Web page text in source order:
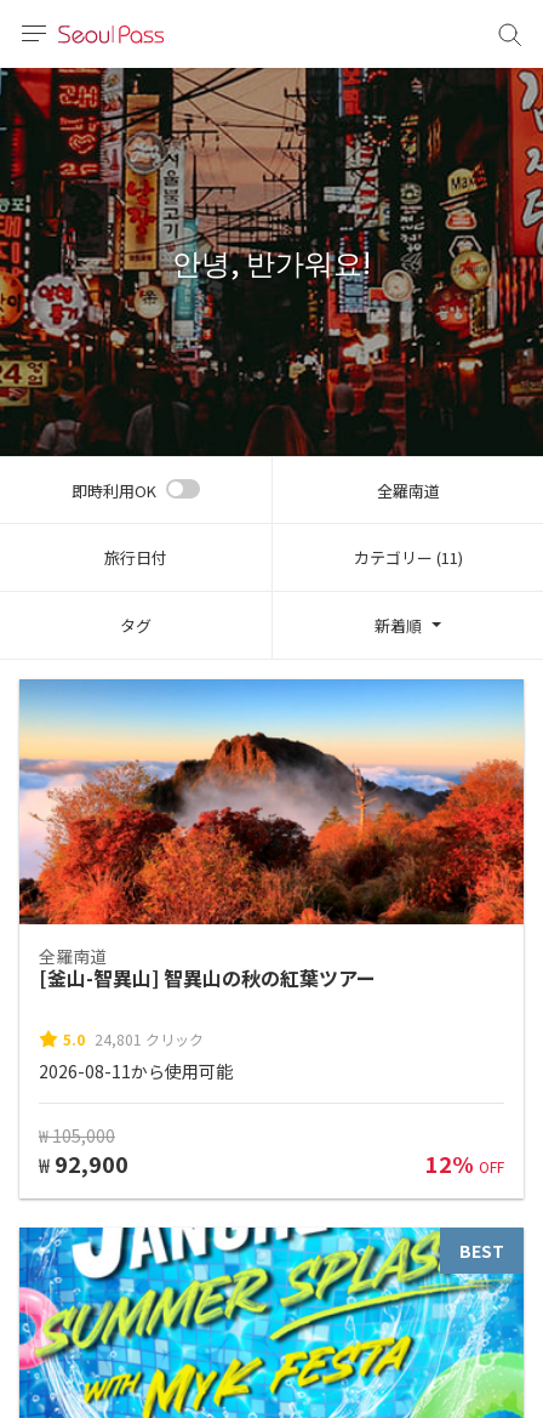
体)
文 (台灣)
안녕, 반가워요!
即時利用OK 全羅南道
旅行日付 カテゴリー (11)
タグ 新着順
全羅南道
[釜山-智異山] 智異山の秋の紅葉ツアー
5.0 24,801 クリック
2026-08-11から使用可能
₩ 105,000
₩ 92,900 12% OFF
BEST